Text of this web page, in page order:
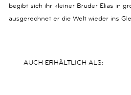
begibt sich ihr kleiner Bruder Elias in
ausgerechnet er die Welt wieder ins
AUCH ERHÄLTLICH ALS: